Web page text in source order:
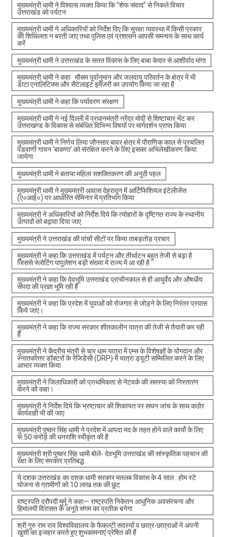
मुख्यमंत्री धामी ने विश्वास व्यक्त किया कि “शेफ संवाद” से निकले विचार
उत्तराखंड को पर्यटन
मुख्यमंत्री धामी ने अधिकारियों को निर्देश दिए कि सुरक्षा व्यवस्था में किसी प्रकार
की शिथिलता न बरती जाए तथा पुलिस एवं प्रशासन आपसी समन्वय के साथ कार्य
करें
मुख्यमंत्री धामी ने उत्तराखंड के सतत विकास के लिए बाबा केदार से आशीर्वाद मांगा
मुख्यमंत्री धामी ने कहा मौसम पूर्वानुमान और जलवायु परिवर्तन के क्षेत्र में भी
डाटा एनालिटिक्स और सैटेलाइट इमेजरी का उपयोग किया जा रहा है
मुख्यमंत्री धामी ने कहा कि पर्यावरण संरक्षण
मुख्यमंत्री धामी ने नई दिल्ली में प्रधानमंत्री नरेंद्र मोदी से शिष्टाचार भेंट कर
उत्तराखण्ड के विकास से संबंधित विभिन्न विषयों पर मार्गदर्शन प्राप्त किया
मुख्यमंत्री धामी ने निर्णय लिया जौनसार बावर क्षेत्र में पौराणिक काल से प्रचलित
पंडवाणी गायन ‘बाकणा’ को संरक्षित करने के लिए इसका अभिलेखीकरण किया
जायेगा
मुख्यमंत्री धामी ने बताया महिला सशक्तिकरण की अनूठी पहल
मुख्यमंत्री धामी ने मुख्यमंत्री आवास देहरादून में आर्टिफिशियल इंटेलीजेंस
(ए०आई०) पर आधारित सेमिनार में प्रतिभाग किया
मुख्यमंत्री ने अधिकारियों को निर्देश दिये कि त्योहारों के दृष्टिगत राज्य के स्थानीय
उत्पादों को बढ़ावा दिया जाए
मुख्यमंत्री ने उत्तराखंड की पांचों सीटों पर किया ताबड़तोड़ प्रचार
मुख्यमंत्री ने कहा कि उत्तराखंड में पर्यटन और तीर्थाटन बहुत तेजी से बढ़ा है
जिससे फ्लोटिंग पापुलेशन बड़ी संख्या में राज्य में आ रही है
मुख्यमंत्री ने कहा कि देवभूमि उत्तराखंड प्राचीनकाल से ही आयुर्वेद और औषधीय
संपदा की प्रज्ञा भूमि रही है
मुख्यमंत्री ने कहा कि प्रदेश में युवाओं को रोजगार से जोड़ने के लिए निरंतर प्रयास
किये जाए।
मुख्यमंत्री ने कहा कि राज्य सरकार शीतकालीन यात्रा की तेजी से तैयारी कर रही
है
मुख्यमंत्री ने केंद्रीय मंत्री से चार धाम यात्रा में एम्स के विशेषज्ञों के योगदान और
स्नातकोत्तर डॉक्टरों के रेजिडेंसी (DRP) में यात्रा ड्यूटी सम्मिलित करने के लिए
आभार व्यक्त किया
मुख्यमंत्री ने जिलाधिकारी को प्राथमिकता से नेटवर्क की समस्या को निस्तारण
करने को कहा।
मुख्यमंत्री ने निर्देश दिये कि भ्रष्टाचार की शिकायत पर सघन जांच के साथ कठोर
कार्यवाही भी की जाए
मुख्यमंत्री पुष्कर सिंह धामी ने प्रदेश में आपदा मद के तहत होने वाले कार्यो के लिए
रू.50 करोड़ की धनराशि स्वीकृत की है
मुख्यमंत्री श्री पुष्कर सिंह धामी बोले- देवभूमि उत्तराखंड की सांस्कृतिक पहचान की
रक्षा के लिए सरकार प्रतिबद्ध
ये दशक उत्तराखंड का दशक धामी सरकार मतलब विकास के 4 साल : होम स्टे
योजना से ग्रामीणों को 10 लाख तक की छूट
राष्ट्रपति द्रौपदी मुर्मू ने कहा— राष्ट्रपति निकेतन आधुनिक अवसंरचना और
हिमालयी विरासत के अनूठे संगम का प्रतीक बनेगा
श्री गुरु राम राय विश्वविद्यालय के फैकल्टी सदस्यों व छात्र-छात्राओं ने अपनी
खुशी का इजहार करते हुए शुभकामनाएं प्रेषित की हैं